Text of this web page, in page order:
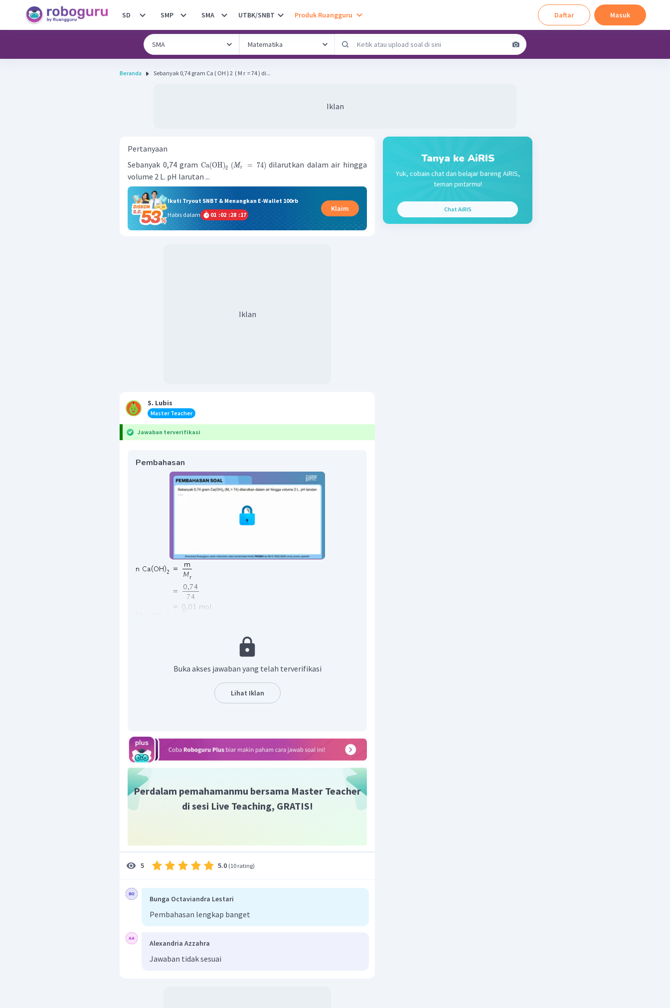
SD SMP SMA UTBK/SNBT Produk Ruangguru Daftar Masuk
Beranda Sebanyak 0,74 gram Ca ( OH ) 2 ​ ( M r ​ = 74 ) di...
Iklan
Pertanyaan
Sebanyak 0,74 gram Ca(OH)2 (Mr = 74) dilarutkan dalam air hingga
volume 2 L. pH larutan ...
Ikuti Tryout SNBT & Menangkan E-Wallet 100rb
Habis dalam
01 :02 :28 :17
Klaim
Iklan
S. Lubis
Master Teacher
Jawaban terverifikasi
Pembahasan
Jadi, jawaban yang benar adalah 12.
Buka akses jawaban yang telah terverifikasi
Lihat Iklan
Perdalam pemahamanmu bersama Master Teacher
di sesi Live Teaching, GRATIS!
5 5.0 (10 rating)
Bunga Octaviandra Lestari
Pembahasan lengkap banget
Alexandria Azzahra
Jawaban tidak sesuai
Tanya ke AiRIS
Yuk, cobain chat dan belajar bareng AiRIS,
teman pintarmu!
Chat AiRIS